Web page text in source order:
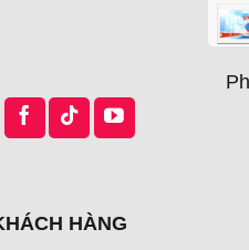
HÀNG